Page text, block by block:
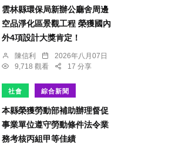
雲林縣環保局新辦公廳舍周邊
空品淨化區景觀工程 榮獲國內
外4項設計大獎肯定！
陳信利
2026年八月07日
9,718 觀看
17 分享
社會 綜合新聞
本縣榮獲勞動部補助辦理督促
事業單位遵守勞動條件法令業
務考核丙組甲等佳績